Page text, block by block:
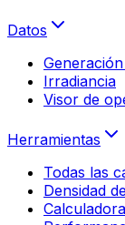
Datos
Irradiancia
Visor de
Herramientas
Todas las
Densidad